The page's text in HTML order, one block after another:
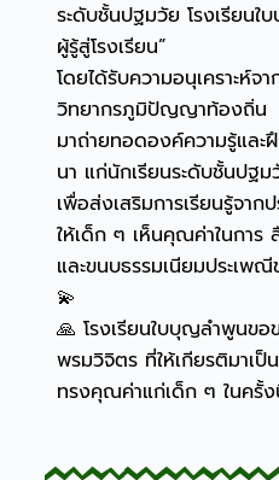
ระดับชั้นปฐมวัย โรงเรียน
ผู้รู้สู่โรงเรียน”
โดยได้รับความอนุเคราะห์
วิทยากรภูมิปัญญาท้องถิ่น
มาถ่ายทอดองค์ความรู้และ
นา แก่นักเรียนระดับชั้นปฐม
เพื่อส่งเสริมการเรียนรู้จา
ให้เด็ก ๆ เห็นคุณค่าในกา
และขนบธรรมเนียมประเพ
💫
🙏 โรงเรียนใบบุญลำพูนข
พรมวิจิตร ที่ให้เกียรติมาเป็
ทรงคุณค่าแก่เด็ก ๆ ในครั้